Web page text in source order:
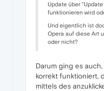
Update über
funktionieren wird
Und eigentlich ist
Opera auf diese Art
oder nicht?
Darum ging es
korrekt funktioniert,
mittels des